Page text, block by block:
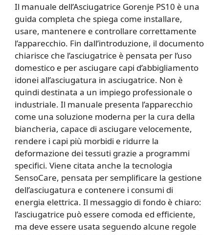
Il manuale dell’Asciugatrice Gorenje PS10 è una
guida completa che spiega come installare,
usare, mantenere e controllare correttamente
l’apparecchio. Fin dall’introduzione, il documento
chiarisce che l’asciugatrice è pensata per l’uso
domestico e per asciugare capi d’abbigliamento
idonei all’asciugatura in asciugatrice. Non è
quindi destinata a un impiego professionale o
industriale. Il manuale presenta l’apparecchio
come una soluzione moderna per la cura della
biancheria, capace di asciugare velocemente,
rendere i capi più morbidi e ridurre la
deformazione dei tessuti grazie a programmi
specifici. Viene citata anche la tecnologia
SensoCare, pensata per semplificare la gestione
dell’asciugatura e contenere i consumi di
energia elettrica. Il messaggio di fondo è chiaro:
l’asciugatrice può essere comoda ed efficiente,
ma deve essere usata seguendo alcune regole